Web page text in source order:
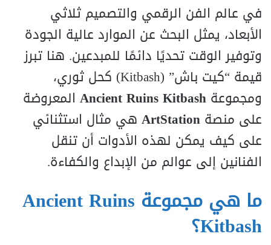
في عالم الفن الرقمي والتصميم ثلاثي
الأبعاد، يمثل البحث عن الموارد عالية الجودة
وتوفير الوقت تحديًا دائمًا للمبدعين. هنا تبرز
قيمة “كيت باش” (Kitbash) كحل ثوري،
ومجموعة Ancient Ruins Kitbash المعروضة
على منصة ArtStation هي مثال استثنائي
على كيف يمكن لهذه الأدوات أن تنقل
الفنانين إلى عوالم من الإبداع والكفاءة.
ما هي مجموعة Ancient Ruins
Kitbash؟